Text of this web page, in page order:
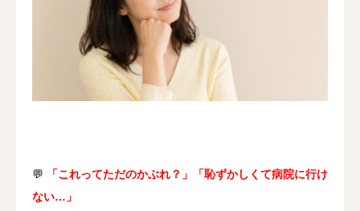
💬
「これってただのかぶれ？」「恥ずかしくて病院に行け
ない…」
简体中文 日本語 English Español 한국어